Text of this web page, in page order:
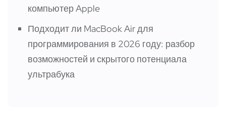
компьютер Apple
Подходит ли MacBook Air для
программирования в 2026 году: разбор
возможностей и скрытого потенциала
ультрабука